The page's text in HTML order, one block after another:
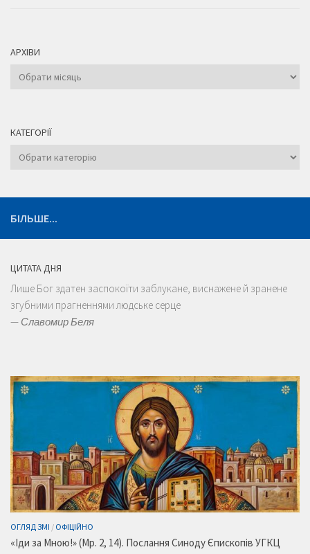
АРХІВИ
Архіви
КАТЕГОРІЇ
Категорії
БІЛЬШЕ...
ЦИТАТА ДНЯ
Лише Бог здатен заспокоїти заблукане, виснажене й зранене
згубними прагненнями людське серце
— Славомир Беля
ОГЛЯД ЗМІ / ОФІЦІЙНО
«Іди за Мною!» (Мр. 2, 14). Послання Синоду Єпископів УГКЦ